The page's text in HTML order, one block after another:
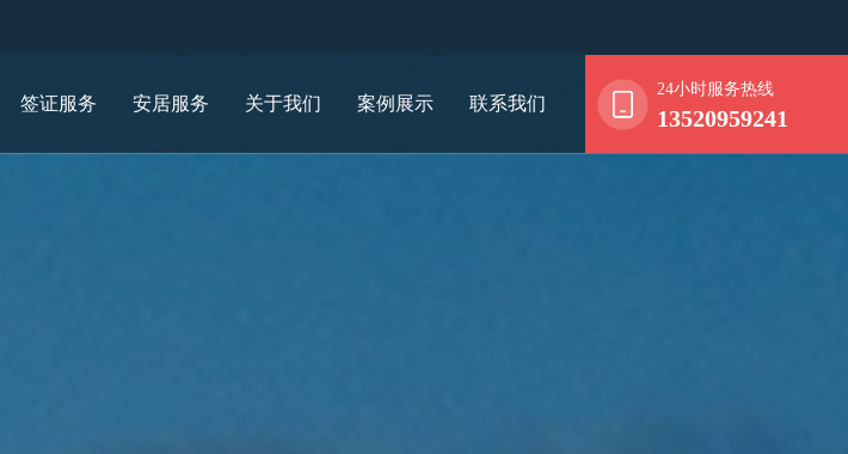
签证服务 安居服务 关于我们 案例展示 联系我们
24小时服务热线
13520959241